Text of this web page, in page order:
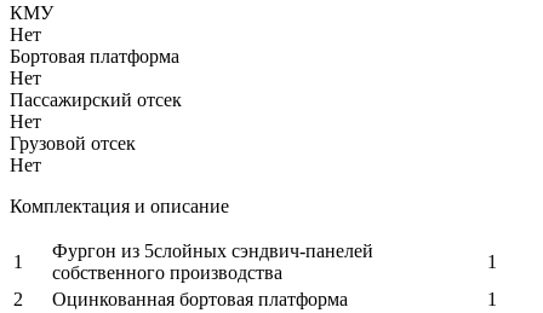
КМУ
Нет
Бортовая платформа
Нет
Пассажирский отсек
Нет
Грузовой отсек
Нет
Комплектация и описание
1
Фургон из 5слойных сэндвич-панелей
собственного производства
1
2
Оцинкованная бортовая платформа
1